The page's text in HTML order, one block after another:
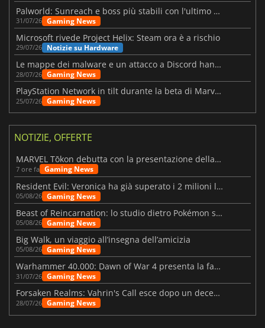
Palworld: Sunreach e boss più stabili con l'ultimo update
31/07/26 Gaming News
Microsoft rivede Project Helix: Steam ora è a rischio
29/07/26 Notizie su Hardware
Le mappe dei malware e un attacco a Discord hanno colpito Meccha Chameleon
28/07/26 Gaming News
PlayStation Network in tilt durante la beta di Marvel Tōkon
25/07/26 Gaming News
NOTIZIE, OFFERTE
MARVEL Tōkon debutta con la presentazione della roadmap per il primo anno
7 ore fa Gaming News
Resident Evil: Veronica ha già superato i 2 milioni liste dei desideri
05/08/26 Gaming News
Beast of Reincarnation: lo studio dietro Pokémon su una nuova strada
05/08/26 Gaming News
Big Walk, un viaggio all’insegna dell’amicizia
05/08/26 Gaming News
Warhammer 40.000: Dawn of War 4 presenta la fazione dei Necron
31/07/26 Gaming News
Forsaken Realms: Vahrin's Call esce dopo un decennio di sviluppo
28/07/26 Gaming News